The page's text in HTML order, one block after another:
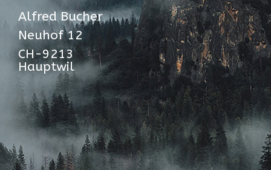
Alfred Bucher
Neuhof 12
CH-9213
Hauptwil